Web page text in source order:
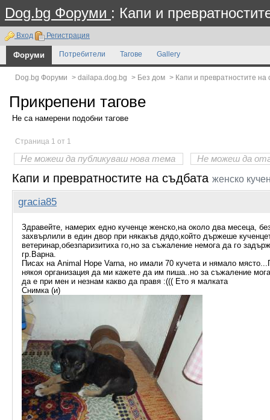
Dog.bg Форуми : Капи и
Вход Регистрация
Форуми Потребители Тагове Gallery
Dog.bg Форуми > dailapa.dog.bg > Без дом > Капи и превратностите на
Прикрепени тагове
Не са намерени подобни тагове
Страница 1 от 1
Не можеш да публикуваш нова тема Не можеш да
Капи и превратностите на съдбата женско
gracia85
Здравейте, намерих едно кученце женско,на около два месеца,
захвърлили в един двор при някакъв дядо,който държеше
ветеринар,обезпаризитиха го,но за съжаление немога да го
гр.Варна.
Писах на Animal Hope Varna, но имали 70 кучета и нямало
някоя организация да ми кажете да им пиша..но за съжаление
да е при мен и незнам какво да правя :((( Ето я малката
Снимка (и)